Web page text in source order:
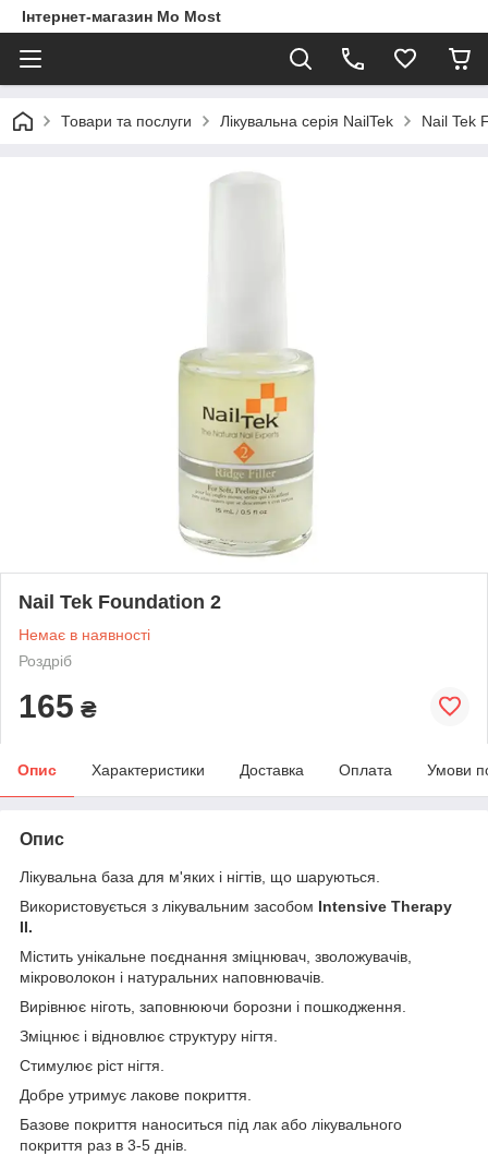
Інтернет-магазин Mo Most
Товари та послуги Лікувальна серія NailTek Nail Tek
Nail Tek Foundation 2
Немає в наявності
Роздріб
165 ₴
Опис Характеристики Доставка Оплата Умови
Опис
Лікувальна база для м'яких і нігтів, що шаруються.
Використовується з лікувальним засобом Intensive Therapy
ІІ.
Містить унікальне поєднання зміцнювач, зволожувачів,
мікроволокон і натуральних наповнювачів.
Вирівнює ніготь, заповнюючи борозни і пошкодження.
Зміцнює і відновлює структуру нігтя.
Стимулює ріст нігтя.
Добре утримує лакове покриття.
Базове покриття наноситься під лак або лікувального
покриття раз в 3-5 днів.